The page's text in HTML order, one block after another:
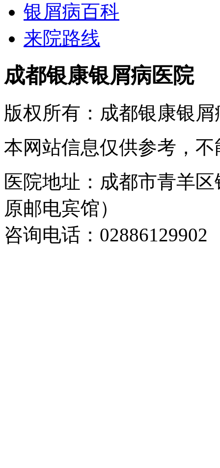
银屑病百科
来院路线
成都银康银屑病医院
版权所有：成都银康银
本网站信息仅供参考，
医院地址：成都市青羊
原邮电宾馆）
咨询电话：02886129902